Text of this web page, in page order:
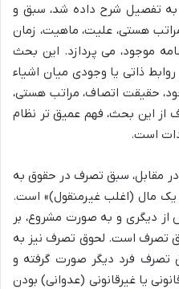
به تفصیل شرح داده شد، سبق و
هستی، علیت، ماهیت، زمان
موجود، می پردازد. این بحث
روابط ذاتی یا وجودی میان اشیاء
حقیقت اتصاف، مراتب هستی،
از این بحث، فهم عمیق تر نظام
است.
در مقابل، سبق تصرف در حقوق به
یک مال (اغلب غیرمنقول)» است.
از دیگری و به صورت مشروع، بر
تصرف است. لحوق تصرف نیز به
تصرف فرد دیگر صورت گرفته و
یا غیرقانونی (عدوانی) بودن